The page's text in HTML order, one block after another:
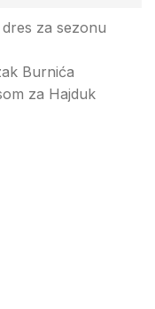
za sezonu
Burnića
za Hajduk